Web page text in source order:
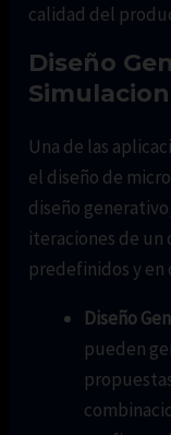
calidad del
Diseño
Una de las
el diseño de
diseño
iteraciones de un
predefinidos y
Diseño
pueden